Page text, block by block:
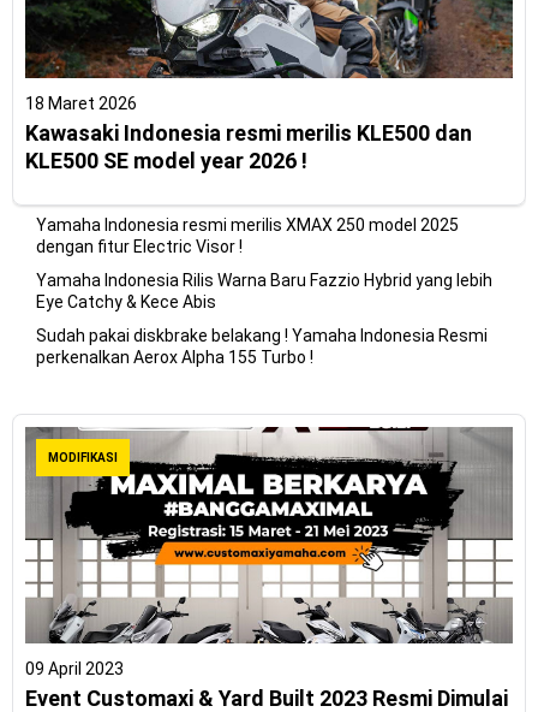
18 Maret 2026
Kawasaki Indonesia resmi merilis KLE500 dan
KLE500 SE model year 2026 !
Yamaha Indonesia resmi merilis XMAX 250 model 2025
dengan fitur Electric Visor !
Yamaha Indonesia Rilis Warna Baru Fazzio Hybrid yang lebih
Eye Catchy & Kece Abis
Sudah pakai diskbrake belakang ! Yamaha Indonesia Resmi
perkenalkan Aerox Alpha 155 Turbo !
MODIFIKASI
09 April 2023
Event Customaxi & Yard Built 2023 Resmi Dimulai